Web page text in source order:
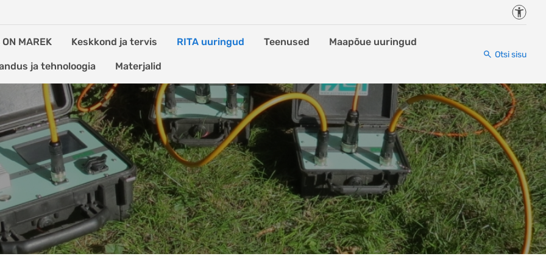
ON MAREK Keskkond ja tervis RITA uuringud Teenused Maapõue uuringud
ja tehnoloogia Materjalid
Otsi sisu